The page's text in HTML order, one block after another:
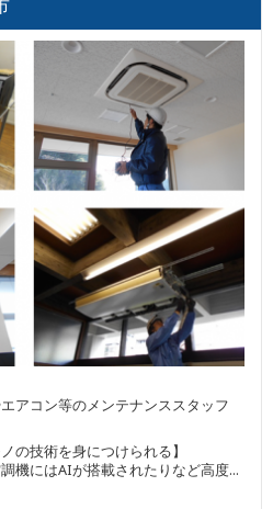
アコン等のメンテナンススタッフ
ノの技術を身につけられる】
機にはAIが搭載されたりなど高度...